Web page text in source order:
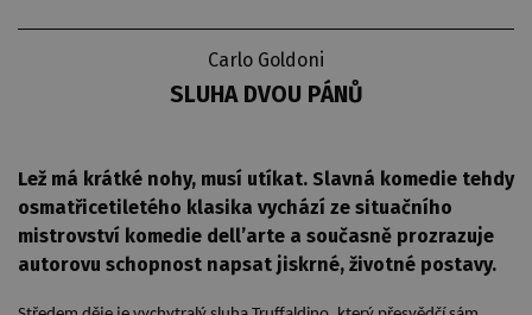
Carlo Goldoni
SLUHA DVOU PÁNŮ
Lež má krátké nohy, musí utíkat. Slavná komedie tehdy
osmatřicetiletého klasika vychází ze situačního
mistrovství komedie dell’arte a současně prozrazuje
autorovu schopnost napsat jiskrné, životné postavy.